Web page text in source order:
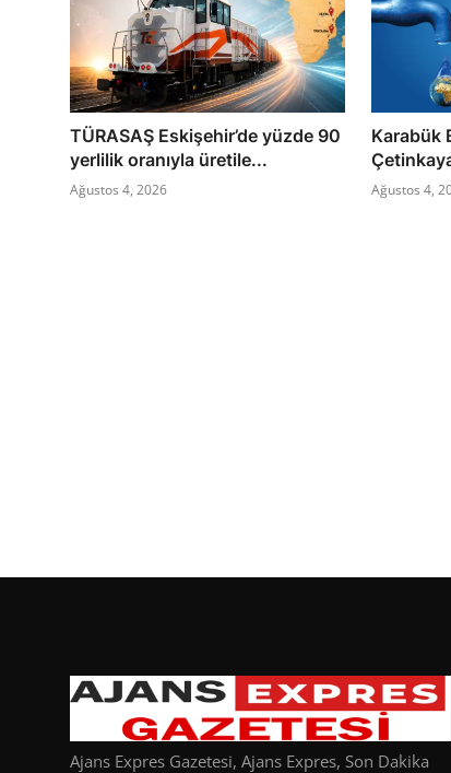
TÜRASAŞ Eskişehir’de yüzde 90
yerlilik oranıyla üretile...
Ağustos 4, 2026
Karabük
Ağustos 4,
Ajans Expres Gazetesi, Ajans Expres, Son Dakika